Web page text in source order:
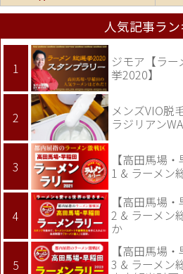
人気記事ラ
ジモア【ラ
挙2020】
メンズVIO脱
ラジリアン
【高田馬場
1 & ラーメン
【高田馬場
2 & ラーメン
か
【高田馬場
3 & ラーメン